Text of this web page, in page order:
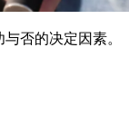
否的决定因素。